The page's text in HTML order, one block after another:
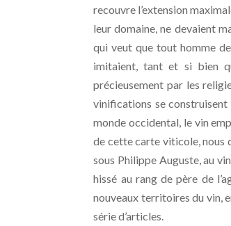
recouvre l’extension
leur domaine, ne devaient
qui veut que tout homme
imitaient, tant et si bien
précieusement par les
vinifications se construisent
monde occidental, le vin
de cette carte viticole, nous
sous Philippe Auguste, au
hissé au rang de père de
nouveaux territoires du vin,
série d’articles.